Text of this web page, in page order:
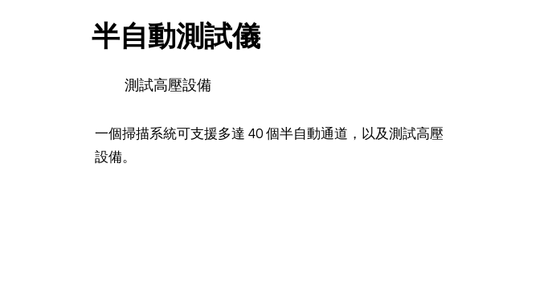
半自動測試儀
測試高壓設備
一個掃描系統可支援多達 40 個半自動通道，以及測試高壓
設備。